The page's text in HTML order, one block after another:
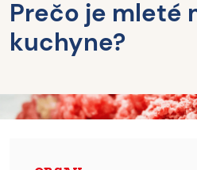
Prečo je mleté
kuchyne?